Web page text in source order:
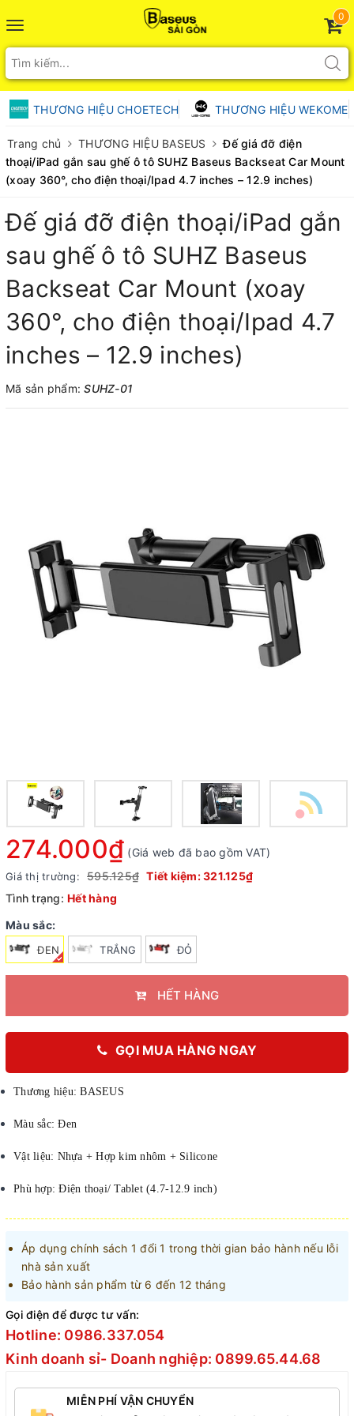
Toggle
navigation
0
THƯƠNG HIỆU CHOETECH THƯƠNG HIỆU WEKOME
Trang chủ THƯƠNG HIỆU BASEUS
Đế giá đỡ điện
thoại/iPad gắn sau ghế ô tô SUHZ Baseus Backseat Car Mount
(xoay 360°, cho điện thoại/Ipad 4.7 inches – 12.9 inches)
Đế giá đỡ điện thoại/iPad gắn
sau ghế ô tô SUHZ Baseus
Backseat Car Mount (xoay
360°, cho điện thoại/Ipad 4.7
inches – 12.9 inches)
Mã sản phẩm:SUHZ-01
274.000₫ (Giá web đã bao gồm VAT)
Giá thị trường: 595.125₫ Tiết kiệm:321.125₫
Tình trạng: Hết hàng
Màu sắc:
ĐEN TRẮNG ĐỎ
HẾT HÀNG
GỌI MUA HÀNG NGAY
Thương hiệu: BASEUS
Màu sắc: Đen
Vật liệu: Nhựa + Hợp kim nhôm + Silicone
Phù hợp: Điện thoại/ Tablet (4.7-12.9 inch)
Áp dụng chính sách 1 đổi 1 trong thời gian bảo hành nếu lỗi
nhà sản xuất
Bảo hành sản phẩm từ 6 đến 12 tháng
Gọi điện để được tư vấn:
Hotline: 0986.337.054
Kinh doanh sỉ- Doanh nghiệp: 0899.65.44.68
MIỄN PHÍ VẬN CHUYỂN